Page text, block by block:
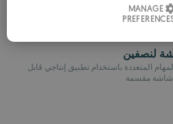
لنصفين
المتعددة باستخدام تطبيق إنتاجي قابل
مقسمة
MANAGE